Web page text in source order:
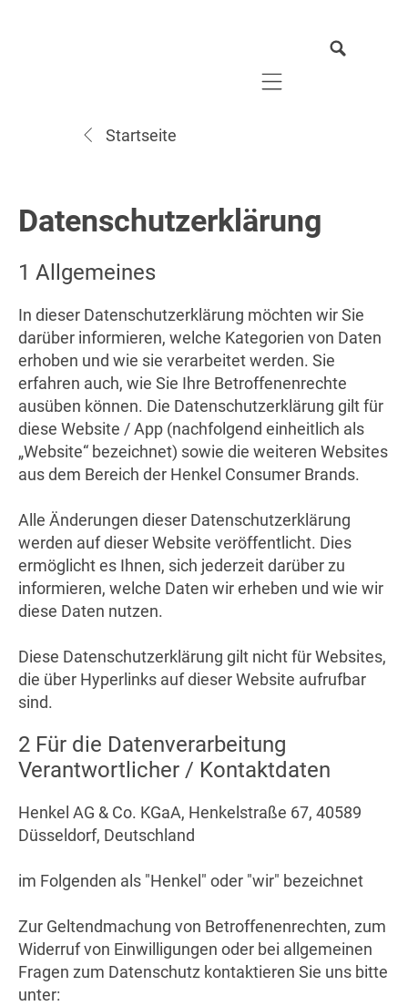
Mobile navigation
Startseite
Datenschutzerklärung
1 Allgemeines
In dieser Datenschutzerklärung möchten wir Sie
darüber informieren, welche Kategorien von Daten
erhoben und wie sie verarbeitet werden. Sie
erfahren auch, wie Sie Ihre Betroffenenrechte
ausüben können. Die Datenschutzerklärung gilt für
diese Website / App (nachfolgend einheitlich als
„Website“ bezeichnet) sowie die weiteren Websites
aus dem Bereich der Henkel Consumer Brands.
Alle Änderungen dieser Datenschutzerklärung
werden auf dieser Website veröffentlicht. Dies
ermöglicht es Ihnen, sich jederzeit darüber zu
informieren, welche Daten wir erheben und wie wir
diese Daten nutzen.
Diese Datenschutzerklärung gilt nicht für Websites,
die über Hyperlinks auf dieser Website aufrufbar
sind.
2 Für die Datenverarbeitung
Verantwortlicher / Kontaktdaten
Henkel AG & Co. KGaA, Henkelstraße 67, 40589
Düsseldorf, Deutschland
im Folgenden als "Henkel" oder "wir" bezeichnet
Zur Geltendmachung von Betroffenenrechten, zum
Widerruf von Einwilligungen oder bei allgemeinen
Fragen zum Datenschutz kontaktieren Sie uns bitte
unter: